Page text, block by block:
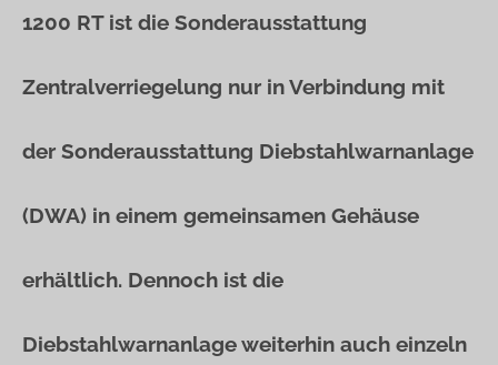
1200 RT ist die Sonderausstattung
Zentralverriegelung nur in Verbindung mit
der Sonderausstattung Diebstahlwarnanlage
(DWA) in einem gemeinsamen Gehäuse
erhältlich. Dennoch ist die
Diebstahlwarnanlage weiterhin auch einzeln